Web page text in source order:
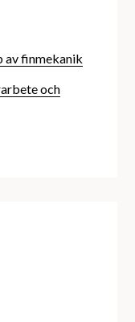
av finmekanik
och